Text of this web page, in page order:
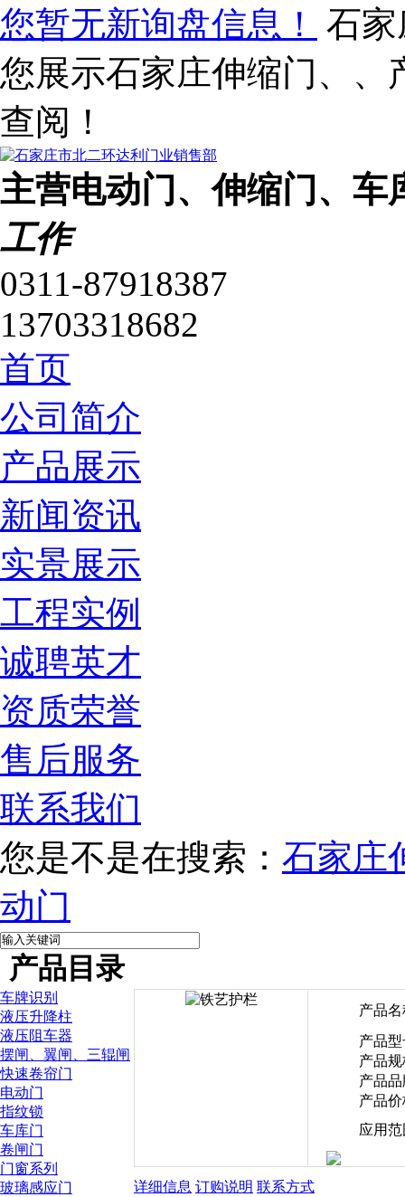
您暂无新询盘信息！
石
您展示石家庄伸缩门、、
查阅！
主营电动门、伸缩门、车
工作
0311-87918387
13703318682
首页
公司简介
产品展示
新闻资讯
实景展示
工程实例
诚聘英才
资质荣誉
售后服务
联系我们
您是不是在搜索： 石家庄
动门
产品目录
车牌识别
液压升降柱
液压阻车器
摆闸、翼闸、三辊闸
快速卷帘门
电动门
指纹锁
车库门
卷闸门
门窗系列
玻璃感应门
产品
产品
产品
产品
产品
应用
详细信息 订购说明 联系方式